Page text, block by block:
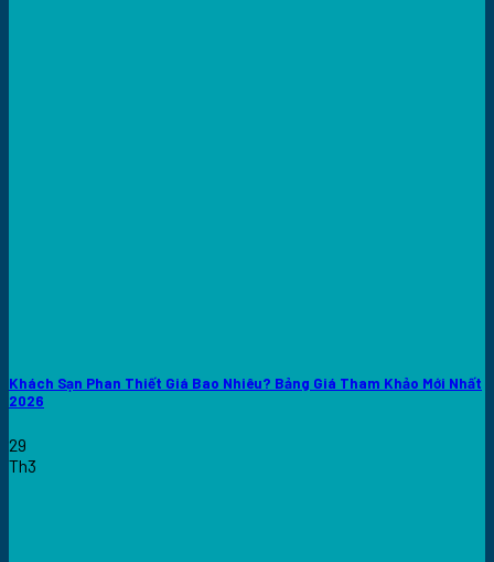
Khách Sạn Phan Thiết Giá Bao Nhiêu? Bảng Giá Tham Khảo Mới Nhất
2026
29
Th3